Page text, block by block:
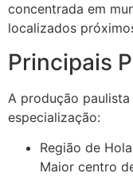
concentrada em
localizados
Principais
A produção
especialização:
Região de
Maior centro